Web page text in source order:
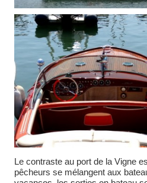
Le contraste au port de la Vigne
pêcheurs se mélangent aux